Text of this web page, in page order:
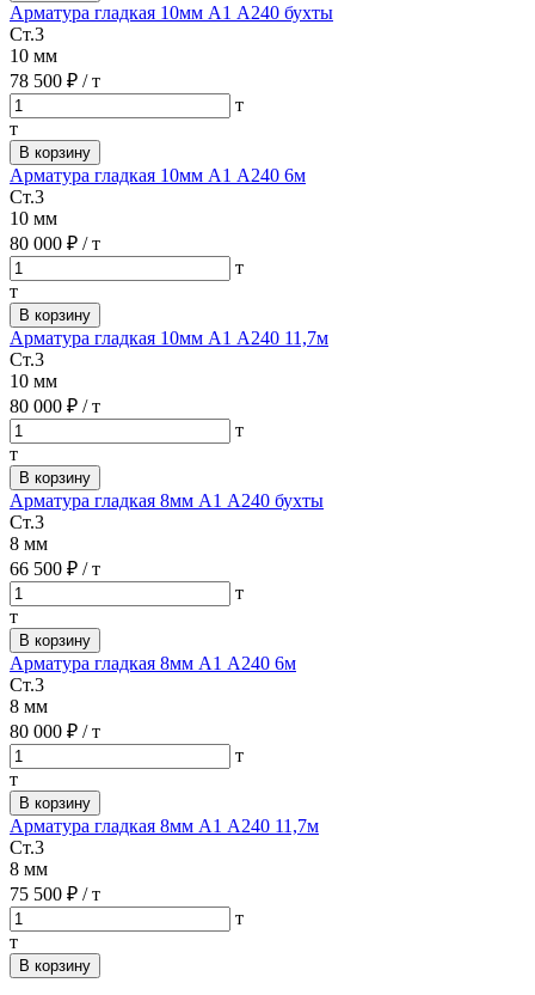
Арматура гладкая 10мм А1 А240 бухты
Ст.3
10 мм
78 500 ₽ / т
т
т
В корзину
Арматура гладкая 10мм А1 А240 6м
Ст.3
10 мм
80 000 ₽ / т
т
т
В корзину
Арматура гладкая 10мм А1 А240 11,7м
Ст.3
10 мм
80 000 ₽ / т
т
т
В корзину
Арматура гладкая 8мм А1 А240 бухты
Ст.3
8 мм
66 500 ₽ / т
т
т
В корзину
Арматура гладкая 8мм А1 А240 6м
Ст.3
8 мм
80 000 ₽ / т
т
т
В корзину
Арматура гладкая 8мм А1 А240 11,7м
Ст.3
8 мм
75 500 ₽ / т
т
т
В корзину